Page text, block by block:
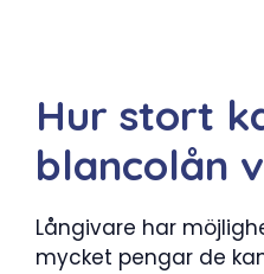
Hur stort
blancolån
Långivare har
mycket pengar de